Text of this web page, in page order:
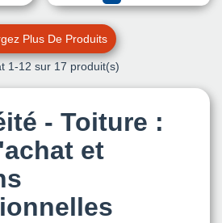
Plus De Produits
1-12 sur 17 produit(s)
- Toiture :
et